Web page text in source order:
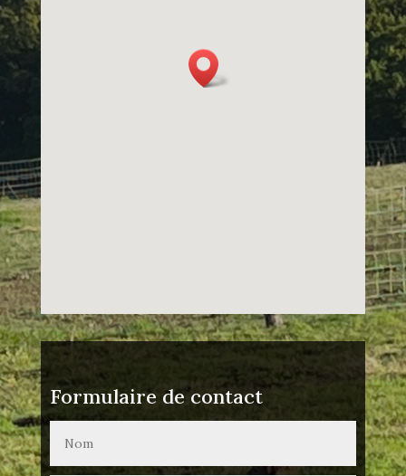
Formulaire de contact